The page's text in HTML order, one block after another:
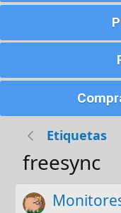
Etiquetas
freesync